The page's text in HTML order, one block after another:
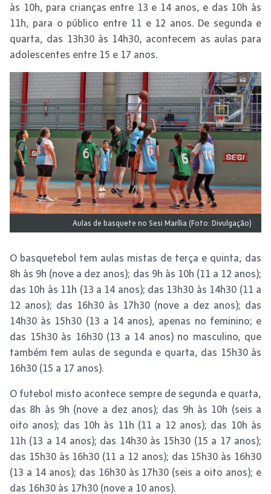
às 10h, para crianças entre 13 e 14 anos, e das 10h às
11h, para o público entre 11 e 12 anos. De segunda e
quarta, das 13h30 às 14h30, acontecem as aulas para
adolescentes entre 15 e 17 anos.
Aulas de basquete no Sesi Marília (Foto: Divulgação)
O basquetebol tem aulas mistas de terça e quinta, das
8h às 9h (nove a dez anos); das 9h às 10h (11 a 12 anos);
das 10h às 11h (13 a 14 anos); das 13h30 às 14h30 (11 a
12 anos); das 16h30 às 17h30 (nove a dez anos); das
14h30 às 15h30 (13 a 14 anos), apenas no feminino; e
das 15h30 às 16h30 (13 a 14 anos) no masculino, que
também tem aulas de segunda e quarta, das 15h30 às
16h30 (15 a 17 anos).
O futebol misto acontece sempre de segunda e quarta,
das 8h às 9h (nove a dez anos); das 9h às 10h (seis a
oito anos); das 10h às 11h (11 a 12 anos); das 10h às
11h (13 a 14 anos); das 14h30 às 15h30 (15 a 17 anos);
das 15h30 às 16h30 (11 a 12 anos); das 15h30 às 16h30
(13 a 14 anos); das 16h30 às 17h30 (seis a oito anos); e
das 16h30 às 17h30 (nove a 10 anos).